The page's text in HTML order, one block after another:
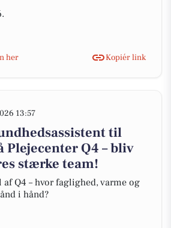
her
Kopiér link
13:57
til
Plejecenter Q4 – bliv
stærke team!
Q4 – hvor faglighed, varme og
i hånd?